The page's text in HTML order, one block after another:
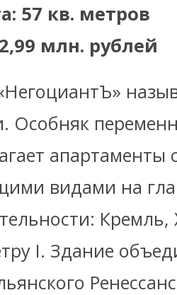
57 кв. метров
млн. рублей
Особняк
видами на
I. Здание